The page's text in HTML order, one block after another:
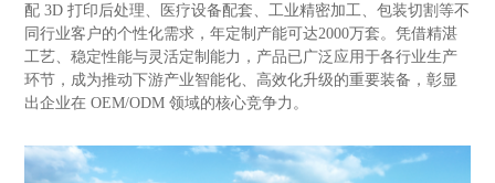
配3D打印后处理、医疗设备配套、工业精密加工、包装切割等不
同行业客户的个性化需求，年定制产能可达2000万套。凭借精湛
工艺、稳定性能与灵活定制能力，产品已广泛应用于各行业生产
环节，成为推动下游产业智能化、高效化升级的重要装备，彰显
出企业在 OEM/ODM领域的核心竞争力。